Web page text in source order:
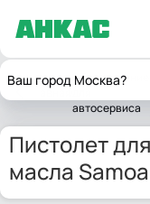
Ваш город Москва?
Главная
Оборудование
автосервиса
Пистолет
масла